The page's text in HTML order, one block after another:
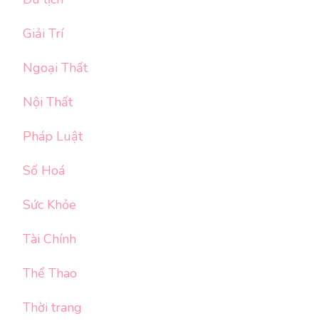
Giải Trí
Ngoại Thất
Nội Thất
Pháp Luật
Số Hoá
Sức Khỏe
Tài Chính
Thể Thao
Thời trang